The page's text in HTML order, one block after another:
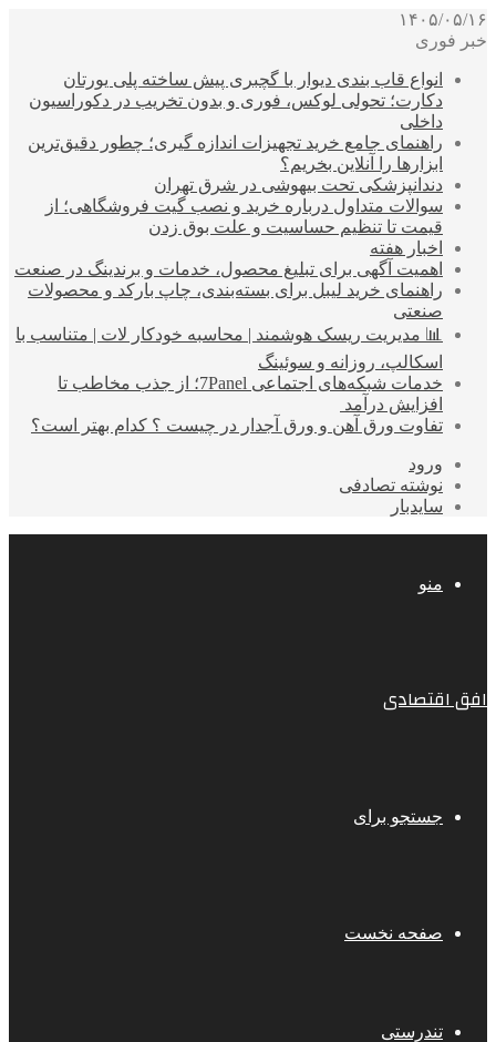
۱۴۰۵/۰۵/۱۶
خبر فوری
انواع قاب بندی دیوار با گچبری پیش ساخته پلی یورتان
دکارت؛ تحولی لوکس، فوری و بدون تخریب در دکوراسیون
داخلی
راهنمای جامع خرید تجهیزات اندازه گیری؛ چطور دقیق‌ترین
ابزارها را آنلاین بخریم؟
دندانپزشکی تحت بیهوشی در شرق تهران
سوالات متداول درباره خرید و نصب گیت فروشگاهی؛ از
قیمت تا تنظیم حساسیت و علت بوق زدن
اخبار هفته
اهمیت آگهی برای تبلیغ محصول، خدمات و برندینگ در صنعت
راهنمای خرید لیبل برای بسته‌بندی، چاپ بارکد و محصولات
صنعتی
📊 مدیریت ریسک هوشمند | محاسبه خودکار لات | متناسب با
اسکالپ، روزانه و سوئینگ
خدمات شبکه‌های اجتماعی 7Panel؛ از جذب مخاطب تا
افزایش درآمد
تفاوت ورق آهن و ورق آجدار در چیست ؟ کدام بهتر است؟
ورود
نوشته تصادفی
سایدبار
منو
افق اقتصادی
جستجو برای
صفحه نخست
تندرستی